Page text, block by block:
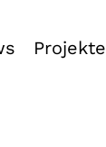
Projekte